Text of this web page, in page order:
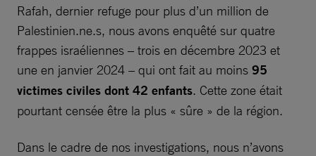
Rafah, dernier refuge pour plus d’un million de
Palestinien.ne.s, nous avons enquêté sur quatre
frappes israéliennes – trois en décembre 2023 et
une en janvier 2024 – qui ont fait au moins 95
victimes civiles dont 42 enfants. Cette zone était
pourtant censée être la plus « sûre » de la région.
Dans le cadre de nos investigations, nous n’avons